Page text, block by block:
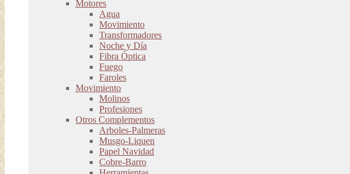
Motores
Agua
Movimiento
Transformadores
Noche y Día
Fibra Óptica
Fuego
Faroles
Movimiento
Molinos
Profesiones
Otros Complementos
Arboles-Palmeras
Musgo-Liquen
Papel Navidad
Cobre-Barro